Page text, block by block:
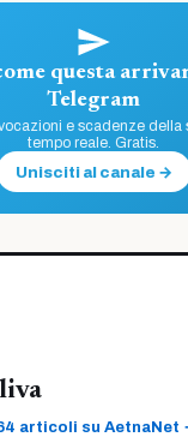
questa
Telegram
e scadenze della
tempo reale. Gratis.
Unisciti al canale →
articoli su AetnaNet